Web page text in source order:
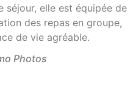
séjour, elle est équipée de
des repas en groupe,
de vie agréable.
Photos